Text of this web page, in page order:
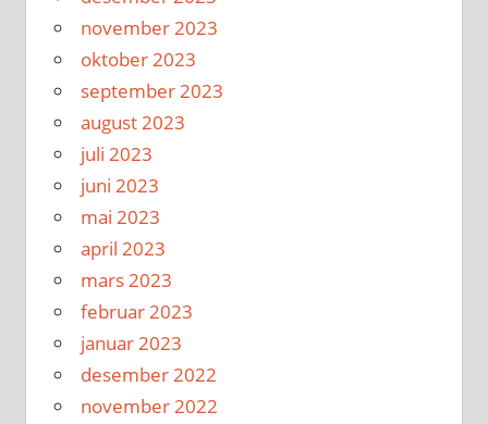
november 2023
oktober 2023
september 2023
august 2023
juli 2023
juni 2023
mai 2023
april 2023
mars 2023
februar 2023
januar 2023
desember 2022
november 2022